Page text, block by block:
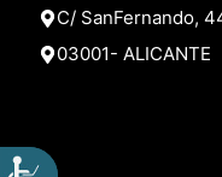
C/ SanFernando,
03001- ALICANTE